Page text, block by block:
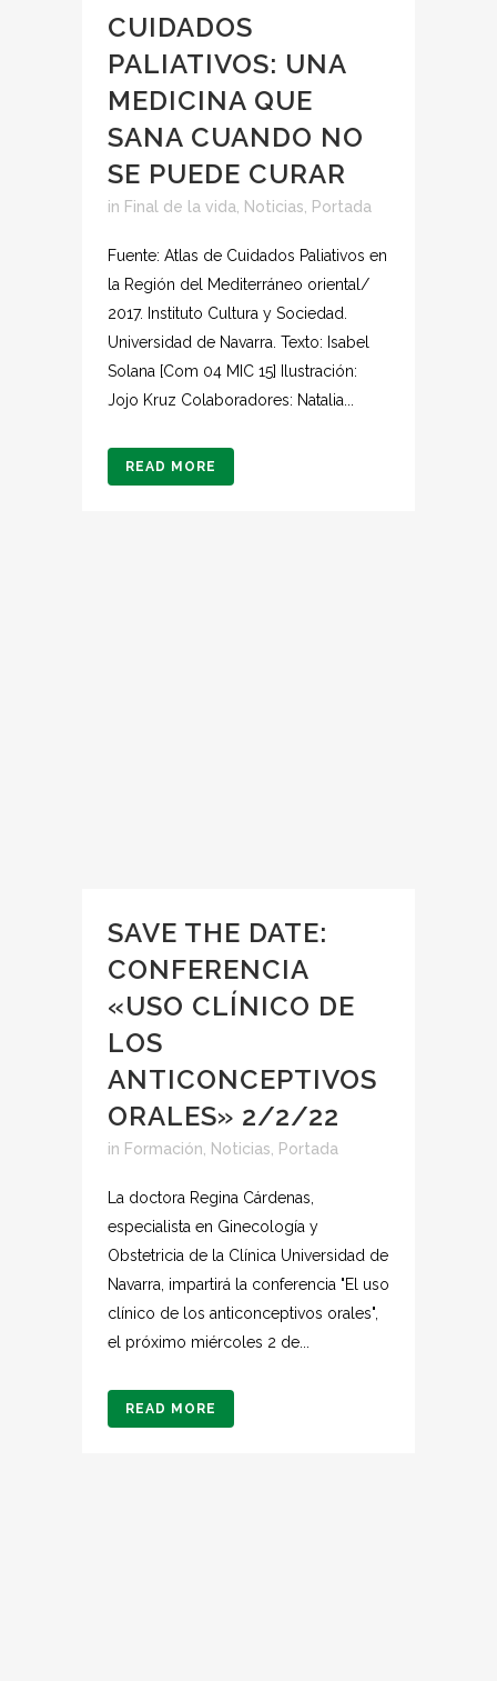
CUIDADOS
PALIATIVOS: UNA
MEDICINA QUE
SANA CUANDO NO
SE PUEDE CURAR
in Final de la vida Noticias Portada
Fuente: Atlas de Cuidados Paliativos en
la Región del Mediterráneo oriental/
2017. Instituto Cultura y Sociedad.
Universidad de Navarra. Texto: Isabel
Solana [Com 04 MIC 15] Ilustración:
Jojo Kruz Colaboradores: Natalia...
READ MORE
SAVE THE DATE:
CONFERENCIA
«USO CLÍNICO DE
LOS
ANTICONCEPTIVOS
ORALES» 2/2/22
in Formación Noticias Portada
La doctora Regina Cárdenas,
especialista en Ginecología y
Obstetricia de la Clínica Universidad de
Navarra, impartirá la conferencia "El uso
clínico de los anticonceptivos orales",
el próximo miércoles 2 de...
READ MORE